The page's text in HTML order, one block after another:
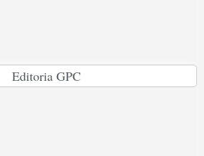
Editoria GPC